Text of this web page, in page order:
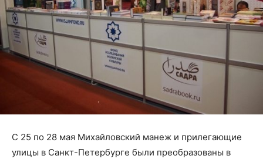
С 25 по 28 мая Михайловский манеж и прилегающие
улицы в Санкт-Петербурге были преобразованы в